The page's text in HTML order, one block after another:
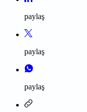
paylaş
paylaş
paylaş